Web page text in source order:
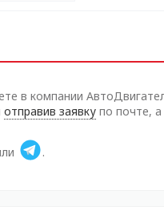
в компании
отправив заявку по почте,
.